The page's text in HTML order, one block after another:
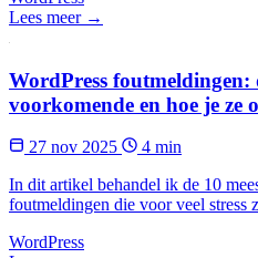
Lees meer →
WordPress foutmeldingen:
voorkomende en hoe je ze
27 nov 2025
4 min
In dit artikel behandel ik de 10
foutmeldingen die voor veel stress
WordPress